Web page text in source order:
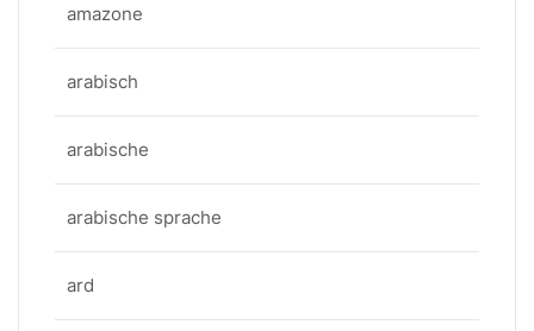
amazone
arabisch
arabische
arabische sprache
ard